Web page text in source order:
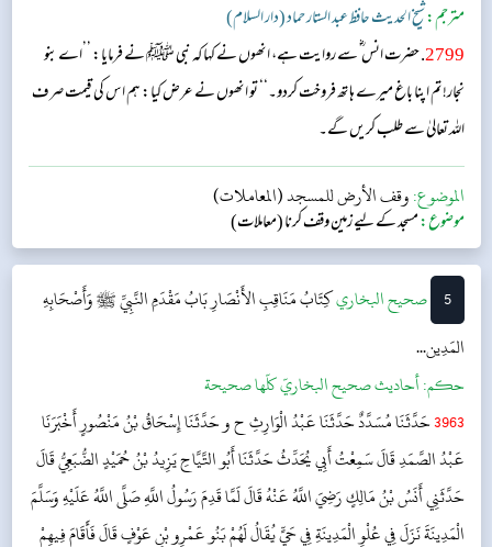
مترجم:شیخ الحدیث حافظ عبد الستار حماد (دار السلام)
2799. حضرت انس ؓ سے روایت ہے، انھوں نے کہا کہ نبی ﷺ نے فرمایا: ’’اے بنو
نجار!تم اپنا باغ میرے ہاتھ فروخت کردو۔‘‘ تو انھوں نے عرض کیا: ہم اس کی قیمت صرف
اللہ تعالیٰ سے طلب کریں گے۔
الموضوع:وقف الأرض للمسجد (المعاملات)
موضوع:مسجد کے لیے زمین وقف کرنا (معاملات)
5 ‌‌صحيح البخاريکِتَابُ مَنَاقِبِ الأَنْصَارِبَابُ مَقْدَمِ النَّبِيِّ ﷺ وَأَصْحَابِهِ
المَدِين...
حکم:أحاديث صحيح البخاريّ كلّها صحيحة
3963حَدَّثَنَا مُسَدَّدٌ حَدَّثَنَا عَبْدُ الْوَارِثِ ح و حَدَّثَنَا إِسْحَاقُ بْنُ مَنْصُورٍ أَخْبَرَنَا
عَبْدُ الصَّمَدِ قَالَ سَمِعْتُ أَبِي يُحَدِّثُ حَدَّثَنَا أَبُو التَّيَّاحِ يَزِيدُ بْنُ حُمَيْدٍ الضُّبَعِيُّ قَالَ
حَدَّثَنِي أَنَسُ بْنُ مَالِكٍ رَضِيَ اللَّهُ عَنْهُ قَالَ لَمَّا قَدِمَ رَسُولُ اللَّهِ صَلَّى اللَّهُ عَلَيْهِ وَسَلَّمَ
الْمَدِينَةَ نَزَلَ فِي عُلْوِ الْمَدِينَةِ فِي حَيٍّ يُقَالُ لَهُمْ بَنُو عَمْرِو بْنِ عَوْفٍ قَالَ فَأَقَامَ فِيهِمْ